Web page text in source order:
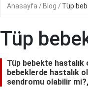
Anasayfa Blog Tüp
Tüp
Tüp bebekte
bebeklerde hastalık
sendromu olabilir